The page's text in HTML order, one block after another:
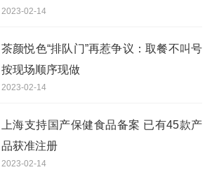
搜索新机会
2023-02-14
茶颜悦色“排队门”再惹争议：取餐不叫号
按现场顺序现做
2023-02-14
上海支持国产保健食品备案 已有45款产
品获准注册
2023-02-14